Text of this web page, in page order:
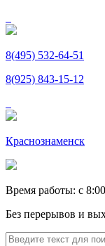
8(495) 532-64-51
8(925) 843-15-12
Краснознаменск
Время работы: c
Без перерывов и